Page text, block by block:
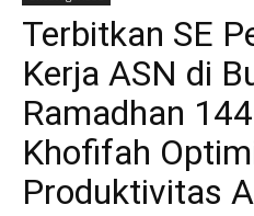
Terbitkan SE
Kerja ASN di
Ramadhan
Khofifah
Produktivitas